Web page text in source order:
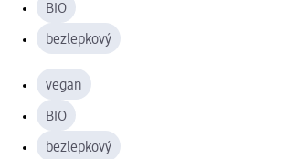
BIO
bezlepkový
vegan
BIO
bezlepkový